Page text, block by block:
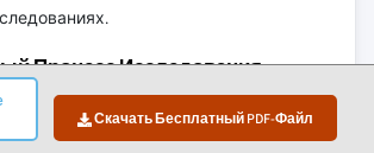
Скачать Бесплатный PDF-Файл
Процесс Исследования